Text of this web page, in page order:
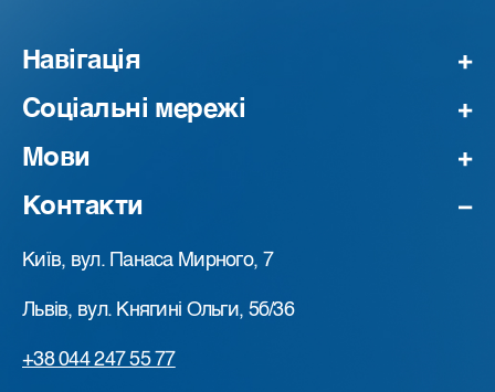
Навігація
Соціальні мережі
Мови
Контакти
Київ, вул. Панаса Мирного, 7
Львів, вул. Княгині Ольги, 5б/36
+38 044 247 55 77